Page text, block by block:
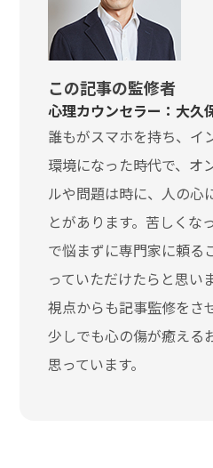
この記事の監修者
心理カウンセラー：大久
誰もがスマホを持ち、イ
環境になった時代で、オ
ルや問題は時に、人の心
とがあります。苦しくな
で悩まずに専門家に頼る
っていただけたらと思い
視点からも記事監修をさ
少しでも心の傷が癒える
思っています。